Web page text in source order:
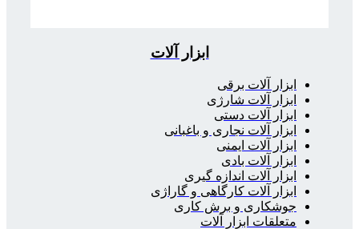
ابزار آلات
ابزار آلات برقی
ابزار آلات شارژی
ابزار آلات دستی
ابزار آلات نجاری و باغبانی
ابزار آلات ایمنی
ابزار آلات بادی
ابزار آلات اندازه گیری
ابزار آلات کارگاهی و گاراژی
جوشکاری و برش کاری
متعلقات ابزار آلات